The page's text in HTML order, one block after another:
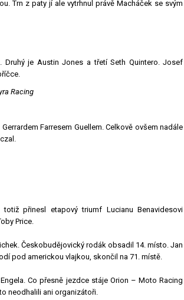
Trn z paty jí ale vytrhnul právě Macháček se svým
je Austin Jones a třetí Seth Quintero. Josef
Racing
Farresem Guellem. Celkově ovšem nadále
přinesl etapový triumf Lucianu Benavidesovi
Price.
Českobudějovický rodák obsadil 14. místo. Jan
pod americkou vlajkou, skončil na 71. místě.
Co přesně jezdce stáje Orion – Moto Racing
neodhalili ani organizátoři.